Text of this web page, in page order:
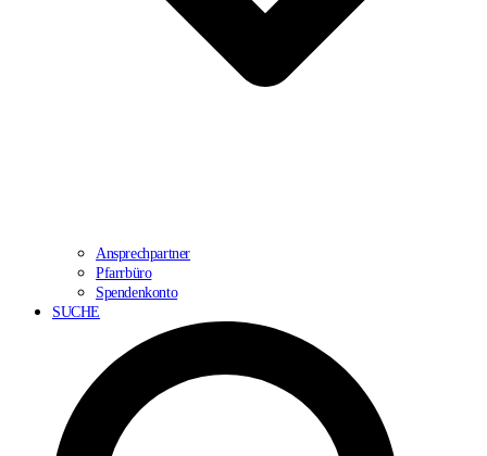
Ansprechpartner
Pfarrbüro
Spendenkonto
SUCHE